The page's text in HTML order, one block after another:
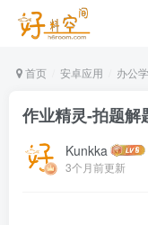
首页 安卓应用 办公
作业精灵-拍题解
Kunkka
3个月前更新